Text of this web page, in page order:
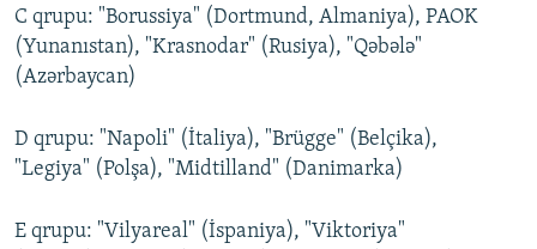
C qrupu: "Borussiya" (Dortmund, Almaniya), PAOK
(Yunanıstan), "Krasnodar" (Rusiya), "Qəbələ"
(Azərbaycan)
D qrupu: "Napoli" (İtaliya), "Brügge" (Belçika),
"Legiya" (Polşa), "Midtilland" (Danimarka)
E qrupu: "Vilyareal" (İspaniya), "Viktoriya"